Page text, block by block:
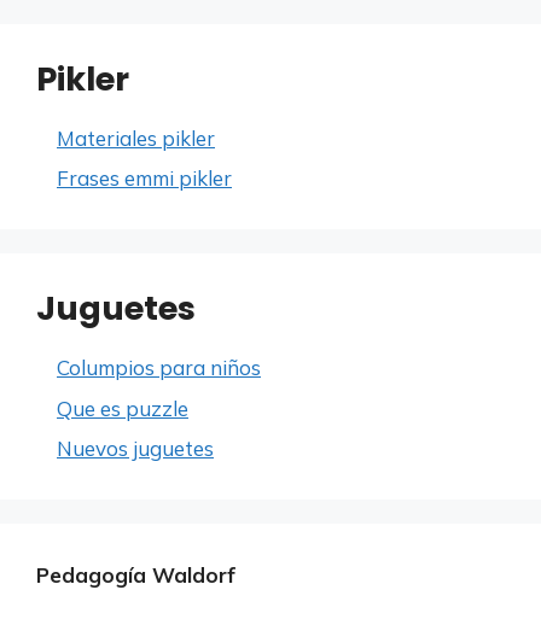
Pikler
Materiales pikler
Frases emmi pikler
Juguetes
Columpios para niños
Que es puzzle
Nuevos juguetes
Pedagogía Waldorf